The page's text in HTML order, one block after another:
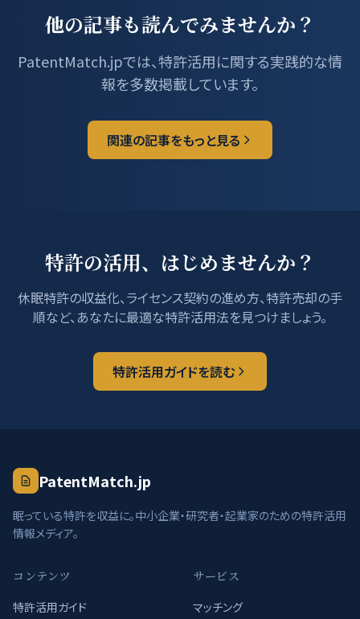
他の記事も読んでみませんか？
PatentMatch.jpでは、特許活用に関する実践的な情
報を多数掲載しています。
関連の記事をもっと見る
特許の活用、はじめませんか？
休眠特許の収益化、ライセンス契約の進め方、特許売却の手
順など、あなたに最適な特許活用法を見つけましょう。
特許活用ガイドを読む
PatentMatch.jp
眠っている特許を収益に。中小企業・研究者・起業家のための特許活用
情報メディア。
コンテンツ
特許活用ガイド
サービス
マッチング